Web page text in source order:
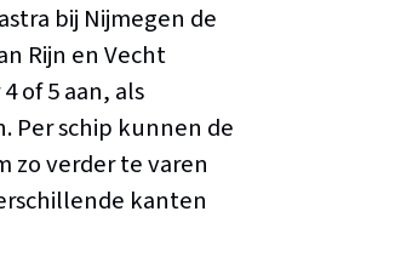
bij Nijmegen de
Rijn en Vecht
of 5 aan, als
Per schip kunnen de
zo verder te varen
kanten